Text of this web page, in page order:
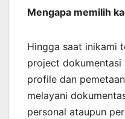
Mengapa memilih
Hingga saat inikami
project dokumentasi
profile dan
melayani
personal ataupun